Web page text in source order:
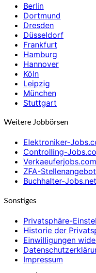
Berlin
Dortmund
Dresden
Düsseldorf
Frankfurt
Hamburg
Hannover
Köln
Leipzig
München
Stuttgart
Weitere Jobbörsen
Elektroniker-
Controlling-
Verkaeuferjobs.com
ZFA-
Buchhalter-Jobs.net
Sonstiges
Privatsphäre-
Historie der
Einwilligungen
Impressum